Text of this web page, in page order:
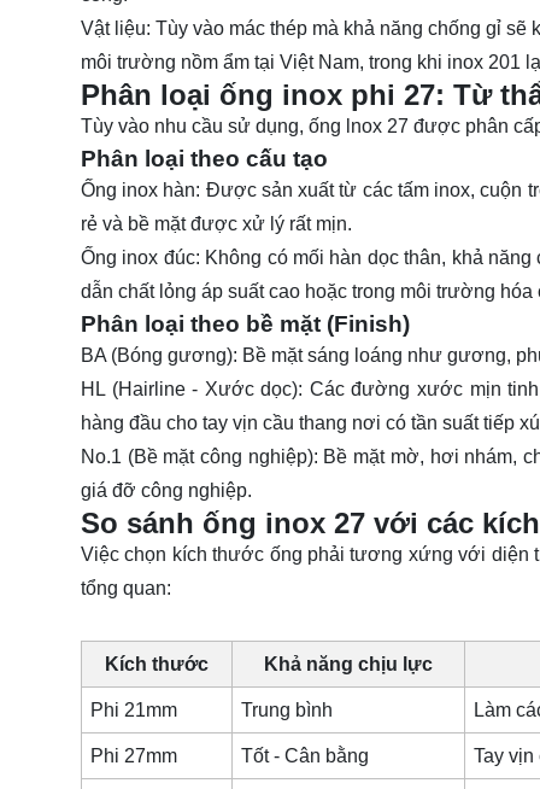
Vật liệu: Tùy vào mác thép mà khả năng chống gỉ
môi trường nồm ẩm tại Việt Nam, trong khi inox 201
Phân loại ống inox phi 27: Từ
Tùy vào nhu cầu sử dụng, ống lnox 27 được phân
Phân loại theo cấu tạo
Ống inox hàn: Được sản xuất từ các tấm inox, cuộn
rẻ và bề mặt được xử lý rất mịn.
Ống inox đúc: Không có mối hàn dọc thân, khả
dẫn chất lỏng áp suất cao hoặc trong môi trường hóa
Phân loại theo bề mặt (Finish)
BA (Bóng gương): Bề mặt sáng loáng như gương,
HL (Hairline - Xước dọc): Các đường xước mịn
hàng đầu cho tay vịn cầu thang nơi có tần suất tiếp
No.1 (Bề mặt công nghiệp): Bề mặt mờ, hơi nhám,
giá đỡ công nghiệp.
So sánh ống inox 27 với các
Việc chọn kích thước ống phải tương xứng với diện
tổng quan:
Kích thước Khả năng chịu lực
Phi 21mm Trung bình Làm
Phi 27mm Tốt - Cân bằng Tay vịn